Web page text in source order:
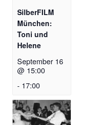
SilberFILM
München:
Toni und
Helene
September 16
@ 15:00
- 17:00